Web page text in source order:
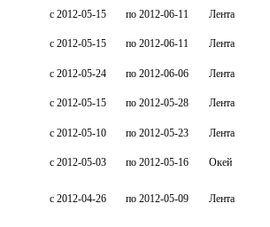
c 2012-05-15 по 2012-06-11
Лента
c 2012-05-15 по 2012-06-11 Лента
c 2012-05-24 по 2012-06-06
Лента
c 2012-05-15 по 2012-05-28 Лента
c 2012-05-10 по 2012-05-23
Лента
c 2012-05-03 по 2012-05-16 Окей
c 2012-04-26 по 2012-05-09 Лента